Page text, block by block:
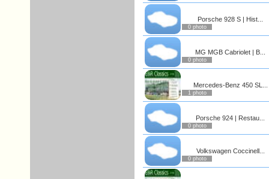
Porsche 928 S | Hist...
0 photo
MG MGB Cabriolet | B...
0 photo
Mercedes-Benz 450 SL...
1 photo
Porsche 924 | Restau...
0 photo
Volkswagen Coccinell...
0 photo